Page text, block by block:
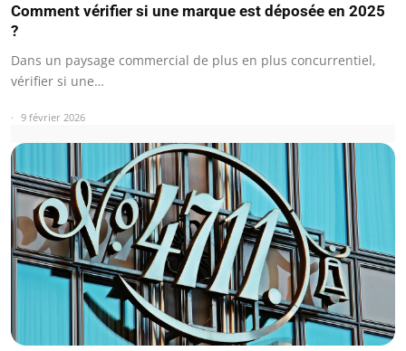
Comment vérifier si une marque est déposée en 2025
?
Dans un paysage commercial de plus en plus concurrentiel,
vérifier si une…
9 février 2026